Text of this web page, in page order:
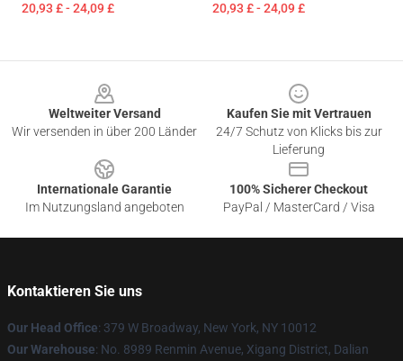
20,93 £ - 24,09 £ 20,93 £ - 24,09 £
Weltweiter Versand
Wir versenden in über 200 Länder
Kaufen Sie mit Vertrauen
24/7 Schutz von Klicks bis zur
Lieferung
Internationale Garantie
Im Nutzungsland angeboten
100% Sicherer Checkout
PayPal / MasterCard / Visa
Kontaktieren Sie uns
Our Head Office: 379 W Broadway, New York, NY 10012
Our Warehouse: No. 8989 Renmin Avenue, Xigang District, Dalian